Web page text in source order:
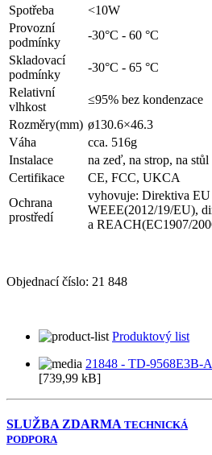
Spotřeba
<10W
Provozní
podmínky
-30°C - 60 °C
Skladovací
podmínky
-30°C - 65 °C
Relativní
vlhkost
≤95% bez kondenzace
Rozměry(mm) ø130.6×46.3
Váha
cca. 516g
Instalace
na zeď, na strop, na stůl
Certifikace
CE, FCC, UKCA
Ochrana
prostředí
vyhovuje: Direktiva
WEEE(2012/19/EU),
a REACH(EC1907/
Objednací číslo: 21 848
Produktový list
21848 - TD-9568E3B-
[739,99 kB]
SLUŽBA ZDARMA TECHNICKÁ
PODPORA